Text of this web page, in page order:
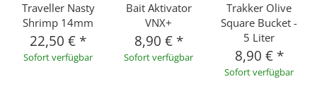
Traveller Nasty
Shrimp 14mm
22,50 € *
Sofort verfügbar
Bait Aktivator
VNX+
8,90 € *
Sofort verfügbar
Trakker Olive
Square Bucket -
5 Liter
8,90 € *
Sofort verfügbar